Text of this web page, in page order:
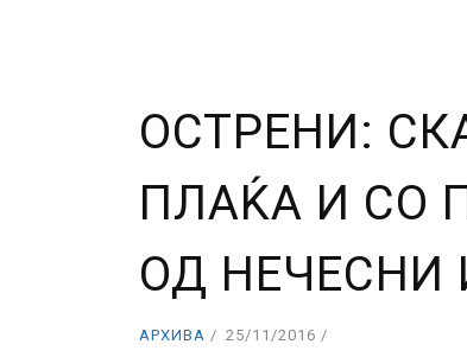
ОСТРЕНИ:
ПЛАЌА И СО
ОД НЕЧЕСНИ
АРХИВА 25/11/2016